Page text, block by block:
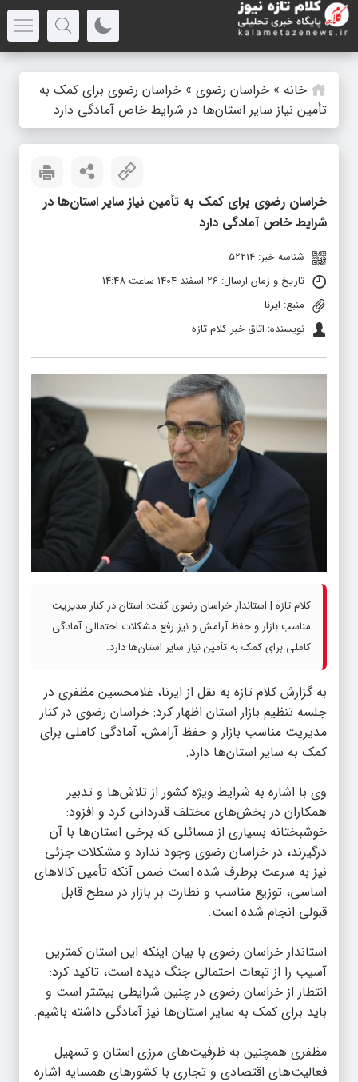
خانه » خراسان رضوی » خراسان رضوی برای کمک به
تأمین نیاز سایر استان‌ها در شرایط خاص آمادگی دارد
خراسان رضوی برای کمک به تأمین نیاز سایر استان‌ها در
شرایط خاص آمادگی دارد
شناسه خبر: 52214
تاریخ و زمان ارسال: 26 اسفند 1404 ساعت 14:48
منبع: ایرنا
نویسنده: اتاق خبر کلام تازه
کلام تازه | استاندار خراسان رضوی گفت: استان در کنار مدیریت
مناسب بازار و حفظ آرامش و نیز رفع مشکلات احتمالی آمادگی
کاملی برای کمک به تأمین نیاز سایر استان‌ها دارد.
به گزارش کلام تازه به نقل از ایرنا، غلامحسین مظفری در
جلسه تنظیم بازار استان اظهار کرد: خراسان رضوی در کنار
مدیریت مناسب بازار و حفظ آرامش، آمادگی کاملی برای
کمک به سایر استان‌ها دارد.
وی با اشاره به شرایط ویژه کشور از تلاش‌ها و تدبیر
همکاران در بخش‌های مختلف قدردانی کرد و افزود:
خوشبختانه بسیاری از مسائلی که برخی استان‌ها با آن
درگیرند، در خراسان رضوی وجود ندارد و مشکلات جزئی
نیز به سرعت برطرف شده‌ است ضمن آنکه تأمین کالاهای
اساسی، توزیع مناسب و نظارت بر بازار در سطح قابل
قبولی انجام شده است.
استاندار خراسان رضوی با بیان اینکه این استان کمترین
آسیب را از تبعات احتمالی جنگ دیده است، تاکید کرد:
انتظار از خراسان رضوی در چنین شرایطی بیشتر است و
باید برای کمک به سایر استان‌ها نیز آمادگی داشته باشیم.
مظفری همچنین به ظرفیت‌های مرزی استان و تسهیل
فعالیت‌های اقتصادی و تجاری با کشورهای همسایه اشاره